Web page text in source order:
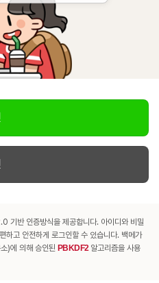
기반 인증방식을 제공합니다. 아이디와 비밀
하고 안전하게 로그인할 수 있습니다. 백메가
)에 의해 승인된 PBKDF2알고리즘을 사용